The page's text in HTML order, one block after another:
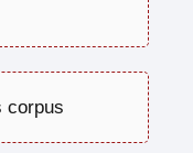
corpus